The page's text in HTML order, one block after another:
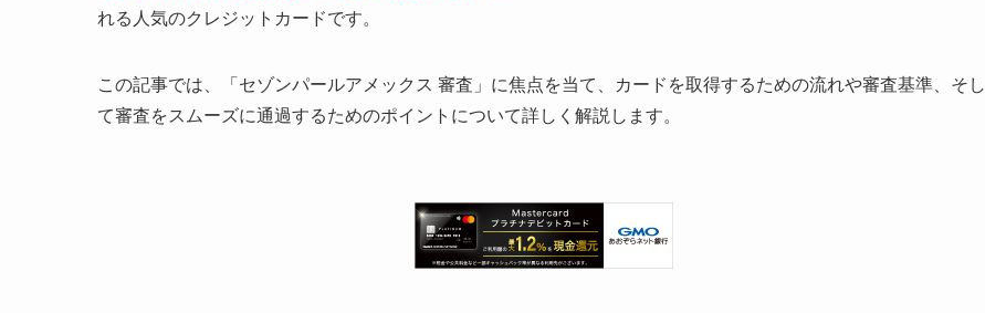
れる人気のクレジットカードです。
この記事では、「セゾンパールアメックス 審査」に焦点を当て、カードを取得するための流れや審査基準、そし
て審査をスムーズに通過するためのポイントについて詳しく解説します。